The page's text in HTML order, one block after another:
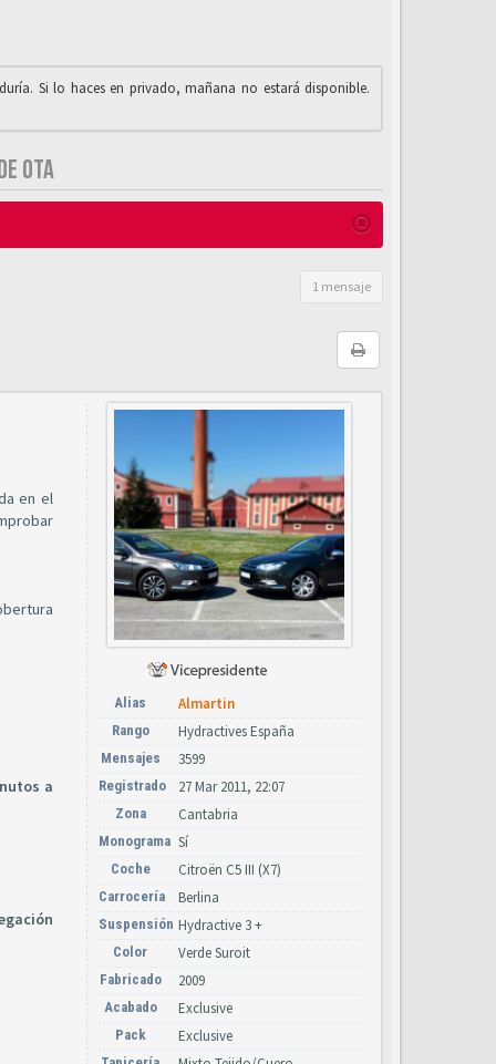
Si lo haces en privado, mañana no estará disponible.
OTA
1 mensaje
en el
a
Alias Almartin
Rango Hydractives España
Mensajes 3599
Registrado 27 Mar 2011, 22:07
Zona Cantabria
Monograma Sí
Coche Citroën C5 III (X7)
Carrocería Berlina
Suspensión Hydractive 3 +
Color Verde Suroit
Fabricado 2009
Acabado Exclusive
Pack Exclusive